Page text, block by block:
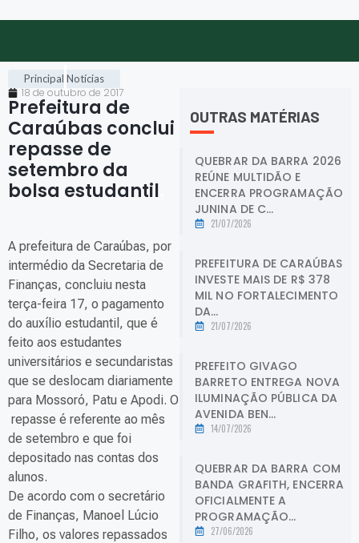
Principal Notícias
18 de outubro de 2017
Prefeitura de
Caraúbas conclui
repasse de
setembro da
bolsa estudantil
A prefeitura de Caraúbas, por
intermédio da Secretaria de
Finanças, concluiu nesta
terça-feira 17, o pagamento
do auxílio estudantil, que é
feito aos estudantes
universitários e secundaristas
que se deslocam diariamente
para Mossoró, Patu e Apodi. O
repasse é referente ao mês
de setembro e que foi
depositado nas contas dos
alunos.
De acordo com o secretário
de Finanças, Manoel Lúcio
Filho, os valores repassados
OUTRAS MATÉRIAS
QUEBRAR DA BARRA 2026
REÚNE MULTIDÃO E
ENCERRA PROGRAMAÇÃO
JUNINA DE C...
21/07/2026
PREFEITURA DE CARAÚBAS
INVESTE MAIS DE R$ 378
MIL NO FORTALECIMENTO
DA...
21/07/2026
PREFEITO GIVAGO
BARRETO ENTREGA NOVA
ILUMINAÇÃO PÚBLICA DA
AVENIDA BEN...
14/07/2026
QUEBRAR DA BARRA COM
BANDA GRAFITH, ENCERRA
OFICIALMENTE A
PROGRAMAÇÃO...
27/06/2026